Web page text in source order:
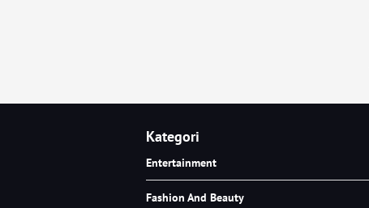
Kategori
Entertainment
Fashion And Beauty